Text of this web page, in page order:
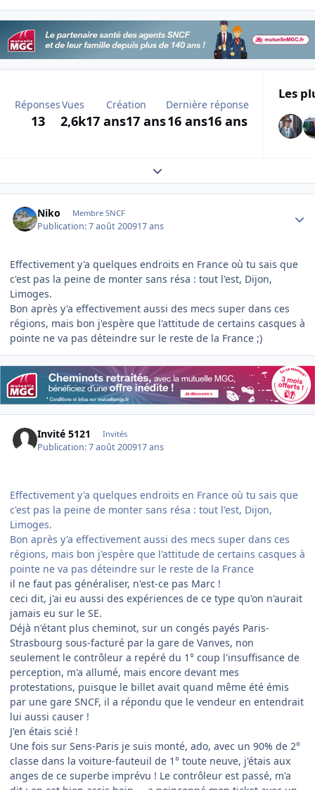
Réponses
13
Vues
2,6k
Création
17 ans17 ans
Dernière réponse
16 ans16 ans
Les
Expand topic overview
Niko Membre SNCF
Publication:7 août 200917 ans
Effectivement y'a quelques endroits en France où tu sais que
c'est pas la peine de monter sans résa : tout l'est, Dijon,
Limoges.
Bon après y'a effectivement aussi des mecs super dans ces
régions, mais bon j'espère que l'attitude de certains casques à
pointe ne va pas déteindre sur le reste de la France ;)
Invité 5121 Invités
Publication:7 août 200917 ans
Effectivement y'a quelques endroits en France où tu sais que
c'est pas la peine de monter sans résa : tout l'est, Dijon,
Limoges.
Bon après y'a effectivement aussi des mecs super dans ces
régions, mais bon j'espère que l'attitude de certains casques à
pointe ne va pas déteindre sur le reste de la France
il ne faut pas généraliser, n'est-ce pas Marc !
ceci dit, j'ai eu aussi des expériences de ce type qu'on n'aurait
jamais eu sur le SE.
Déjà n'étant plus cheminot, sur un congés payés Paris-
Strasbourg sous-facturé par la gare de Vanves, non
seulement le contrôleur a repéré du 1° coup l'insuffisance de
perception, m'a allumé, mais encore devant mes
protestations, puisque le billet avait quand même été émis
par une gare SNCF, il a répondu que le vendeur en entendrait
lui aussi causer !
J'en étais scié !
Une fois sur Sens-Paris je suis monté, ado, avec un 90% de 2°
classe dans la voiture-fauteuil de 1° toute neuve, j'étais aux
anges de ce superbe imprévu ! Le contrôleur est passé, m'a